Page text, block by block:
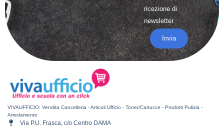
ricezione di
newsletter
Invia
VIVAUFFICIO: Vendita Cancelleria - Articoli Ufficio - Toner/Cartucce - Prodotti Pulizia -
Arredamento
Via P.U. Frasca, c/o Centro DAMA